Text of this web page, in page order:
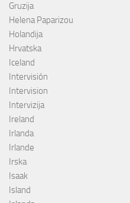
Gruzija
Helena Paparizou
Holandija
Hrvatska
Iceland
Intervisión
Intervision
Intervizija
Ireland
Irlanda
Irlande
Irska
Isaak
Island